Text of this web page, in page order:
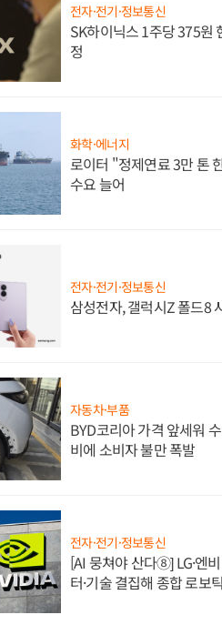
전자·전기·정보통신
SK하이닉스 1주당 375원
정
화학·에너지
로이터 "정제연료 3만 톤
수요 늘어
전자·전기·정보통신
삼성전자, 갤럭시Z 폴드8
자동차·부품
BYD코리아 가격 앞세워
비에 소비자 불만 폭발
전자·전기·정보통신
[AI 뭉쳐야 산다⑧] LG·엔
터·기술 결집해 종합 로보